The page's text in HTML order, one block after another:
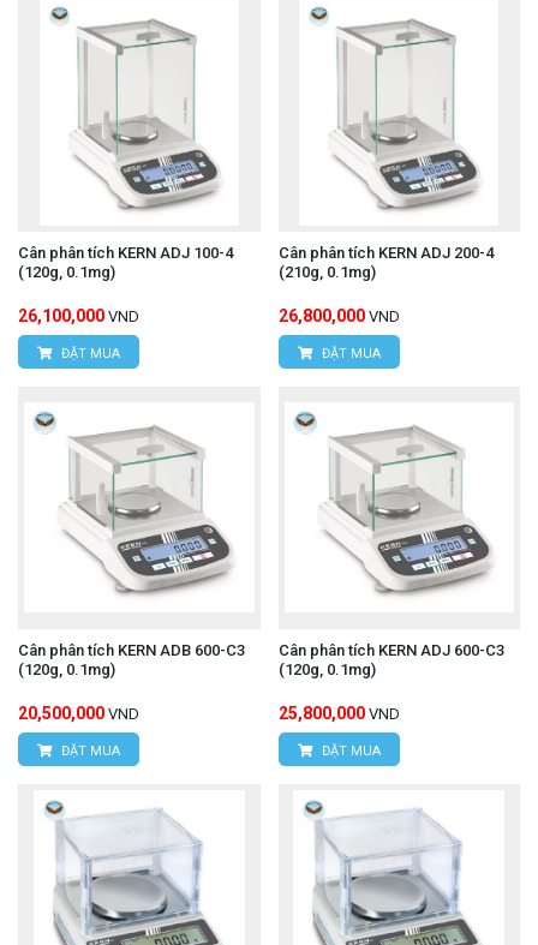
Cân phân tích KERN ADJ 100-4
(120g, 0.1mg)
26,100,000 VND
ĐẶT MUA
Cân phân tích KERN ADJ 200-4
(210g, 0.1mg)
26,800,000 VND
ĐẶT MUA
Cân phân tích KERN ADB 600-C3
(120g, 0.1mg)
20,500,000 VND
ĐẶT MUA
Cân phân tích KERN ADJ 600-C3
(120g, 0.1mg)
25,800,000 VND
ĐẶT MUA